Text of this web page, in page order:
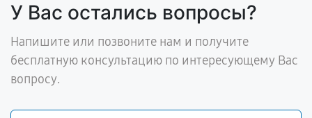
У Вас остались вопросы?
Напишите или позвоните нам и получите
бесплатную консультацию по интересующему Вас
вопросу.